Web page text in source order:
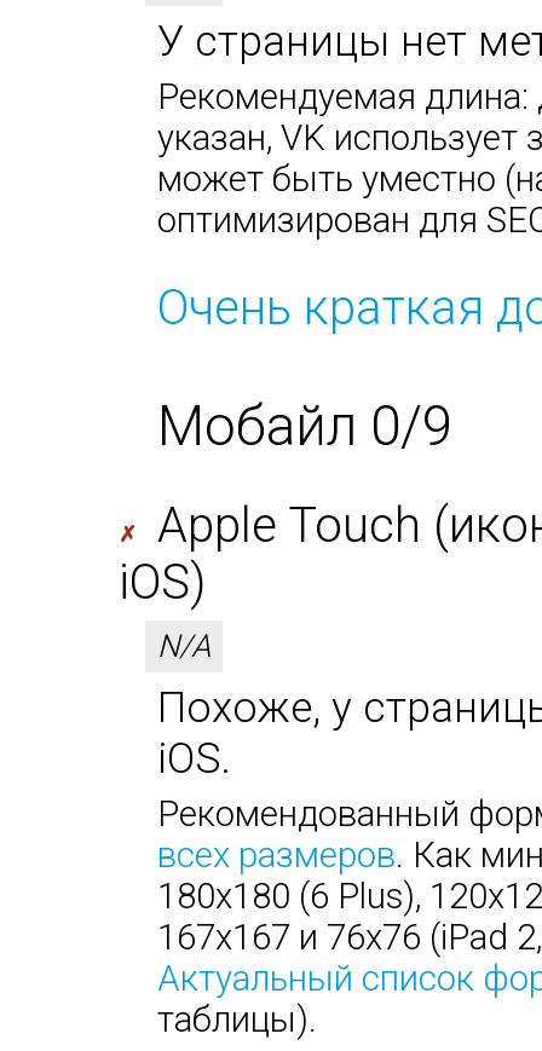
У страницы нет
Рекомендуемая длина:
указан, VK использует
может быть уместно
оптимизирован для
Очень краткая
Мобайл 0/9
✗
Apple Touch
iOS)
N/A
Похоже, у
iOS.
Рекомендованный
всех размеров. Как
180х180 (6 Plus),
167х167 и 76х76 (iPad
Актуальный список
таблицы).